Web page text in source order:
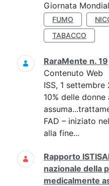
Giornata
FUMO
TABACCO
RaraMente n. 19
Contenuto Web
ISS, 1 settembre
10% delle
FAD – iniziato
alla fine...
Rapporto
nazionale della
medicalmente